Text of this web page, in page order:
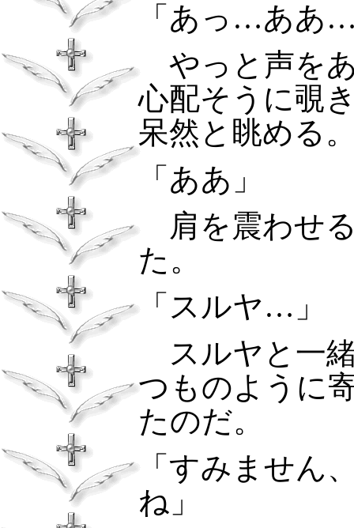
「あっ…ああ
やっと声を
心配そうに覗
呆然と眺める
「ああ」
肩を震わせ
た。
「スルヤ…」
スルヤと一
つものように
たのだ。
「すみません
ね」